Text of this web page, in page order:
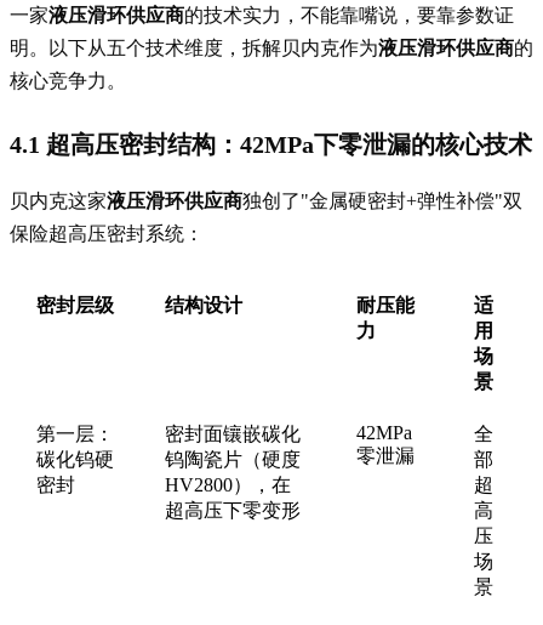
一家液压滑环供应商的技术实力，不能靠嘴说，要靠参数证
明。以下从五个技术维度，拆解贝内克作为液压滑环供应商的
核心竞争力。
4.1 超高压密封结构：42MPa下零泄漏的核心技术
贝内克这家液压滑环供应商独创了"金属硬密封+弹性补偿"双
保险超高压密封系统：
密封层级 结构设计
耐压能
力
适
用
场
景
第一层：
碳化钨硬
密封
密封面镶嵌碳化
钨陶瓷片（硬度
HV2800），在
超高压下零变形
42MPa
零泄漏
全
部
超
高
压
场
景